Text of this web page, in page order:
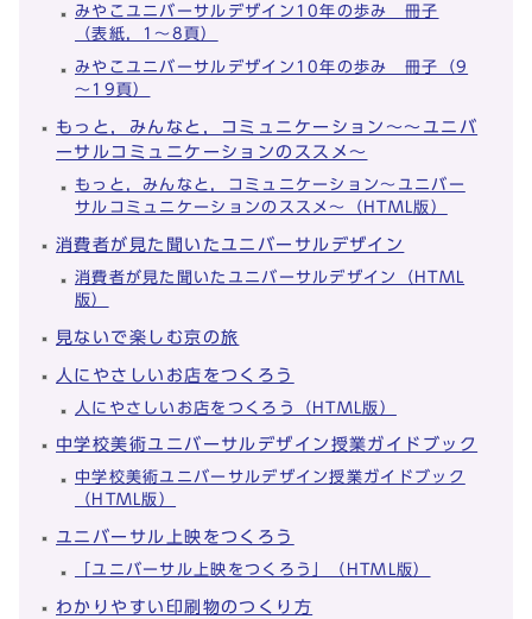
みやこユニバーサルデザイン10年の歩み 冊子
（表紙，1～8頁）
みやこユニバーサルデザイン10年の歩み 冊子（9
～19頁）
もっと，みんなと，コミュニケーション～～ユニバ
ーサルコミュニケーションのススメ～
もっと，みんなと，コミュニケーション～ユニバー
サルコミュニケーションのススメ～（HTML版）
消費者が見た聞いたユニバーサルデザイン
消費者が見た聞いたユニバーサルデザイン（HTML
版）
見ないで楽しむ京の旅
人にやさしいお店をつくろう
人にやさしいお店をつくろう（HTML版）
中学校美術ユニバーサルデザイン授業ガイドブック
中学校美術ユニバーサルデザイン授業ガイドブック
（HTML版）
ユニバーサル上映をつくろう
「ユニバーサル上映をつくろう」（HTML版）
わかりやすい印刷物のつくり方